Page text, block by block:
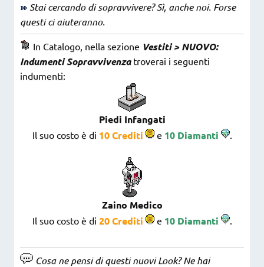
Stai cercando di sopravvivere? Sì, anche noi. Forse
questi ci aiuteranno.
In Catalogo, nella sezione Vestiti > NUOVO:
Indumenti Sopravvivenza troverai i seguenti
indumenti:
Piedi Infangati
Il suo costo è di 10 Crediti e 10 Diamanti .
Zaino Medico
Il suo costo è di 20 Crediti e 10 Diamanti .
Cosa ne pensi di questi nuovi Look? Ne hai